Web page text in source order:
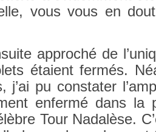
vous vous en
approché de
étaient fermés.
j’ai pu con­stat­er
en­fermé dans la
Tour Nadalèse.